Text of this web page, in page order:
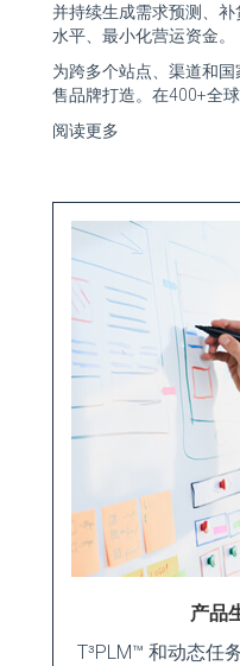
并持续生成需求预测、
水平、最小化营运资金。
为跨多个站点、渠道和
售品牌打造。在400+全
阅读更多
产品
T³PLM™ 和动态任